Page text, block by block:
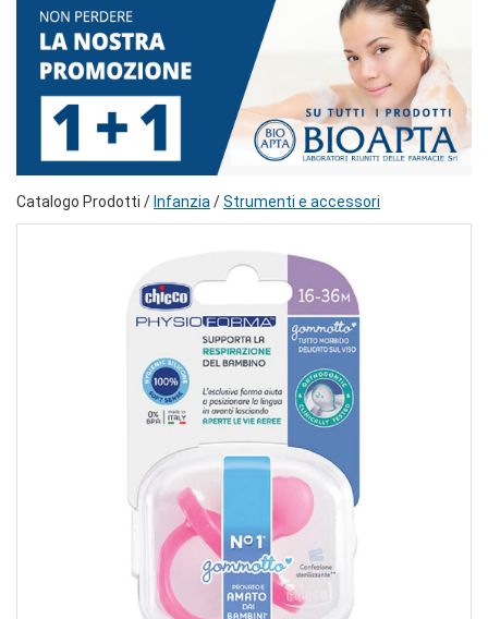
Catalogo Prodotti /Infanzia /Strumenti e accessori